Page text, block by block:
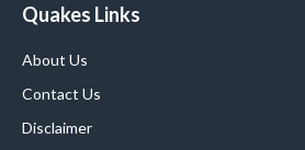
Quakes Links
About Us
Contact Us
Disclaimer